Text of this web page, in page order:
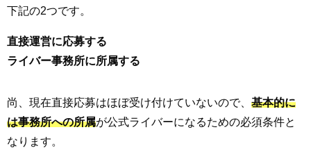
下記の2つです。
直接運営に応募する
ライバー事務所に所属する
尚、現在直接応募はほぼ受け付けていないので、 基本的に
は事務所への所属が公式ライバーになるための必須条件と
なります。